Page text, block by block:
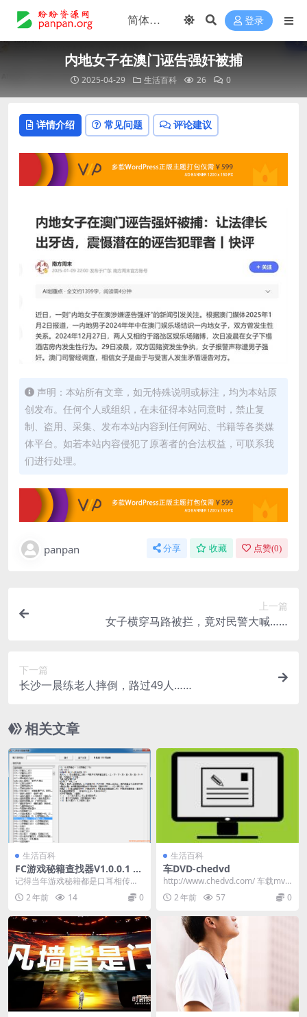
登录
内地女子在澳门诬告强奸被捕
2025-04-29 生活百科 26 0
详情介绍 常见问题 评论建议
声明：本站所有文章，如无特殊说明或标注，均为本站原
创发布。任何个人或组织，在未征得本站同意时，禁止复
制、盗用、采集、发布本站内容到任何网站、书籍等各类媒
体平台。如若本站内容侵犯了原著者的合法权益，可联系我
们进行处理。
panpan 分享 收藏 点赞(0)
上一篇
女子横穿马路被拦，竟对民警大喊……
下一篇
长沙一晨练老人摔倒，路过49人……
相关文章
生活百科
FC游戏秘籍查找器V1.0.0.1 -F
C游戏作弊查找器
记得当年游戏秘籍都是口耳相传，
才知道那么一丁点的技巧。 如今这
些秘籍可以任意搜到...
2 年前 14 0
生活百科
车DVD-chedvd
http://www.chedvd.com/ 车载mv
打包下载,高清MP4_AV...
2 年前 57 0